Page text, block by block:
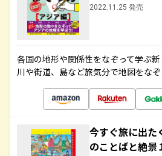
2022.11.25 発売
各国の地形や関係性をなぞって学ぶ新
川や街道、島など旅気分で地図をなぞ
今すぐ旅に出た
のことばと絶景